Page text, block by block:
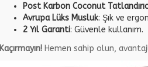
Post Karbon Coconut
Avrupa Lüks Musluk: Şık ve
2 Yıl Garanti: Güvenle kullanım.
Kaçırmayın! Hemen sahip olun,